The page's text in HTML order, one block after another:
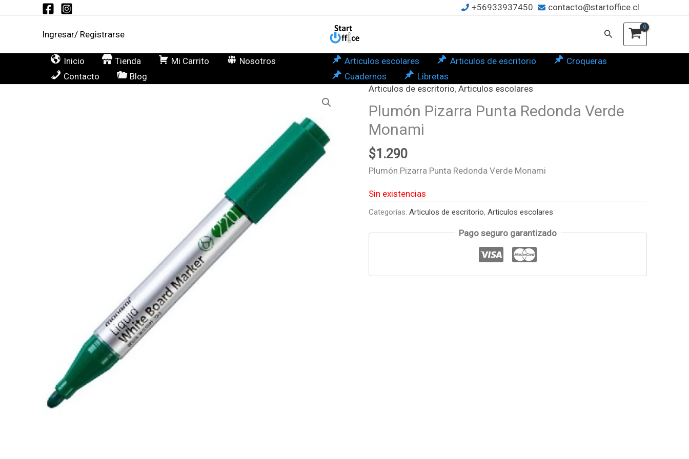
+56933937450 contacto@startoffice.cl
Ingresar/ Registrarse Buscar
Inicio Tienda Mi Carrito
Nosotros
Contacto
Blog
Articulos escolares Articulos de escritorio
Croqueras
Cuadernos
Libretas
Articulos de escritorio,Articulos escolares
Plumón Pizarra Punta Redonda Verde
Monami
$1.290
Plumón Pizarra Punta Redonda Verde Monami
Sin existencias
Categorías:Articulos de escritorio,Articulos escolares
Pago seguro garantizado